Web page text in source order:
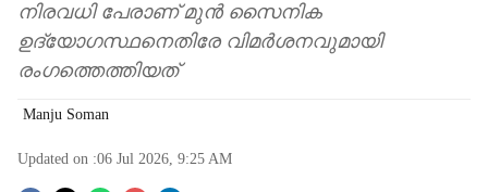
നിരവധി പേരാണ് മുൻ സൈനിക
ഉദ്യോഗസ്ഥനെതിരേ വിമർശനവുമായി
രംഗത്തെത്തിയത്
Manju Soman
Updated on :06 Jul 2026, 9:25 AM